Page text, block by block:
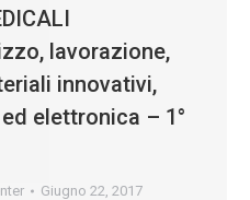
lavorazione,
innovativi,
elettronica – 1°
Giugno 22, 2017